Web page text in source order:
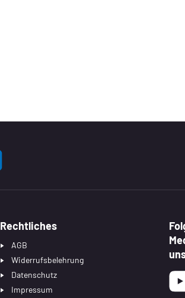
Rechtliches
AGB
Widerrufsbelehrung
Datenschutz
Impressum